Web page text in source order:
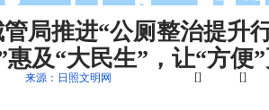
管局推进“公厕整治提升
惠及“大民生”，让“方便
来源：日照文明网 [] []